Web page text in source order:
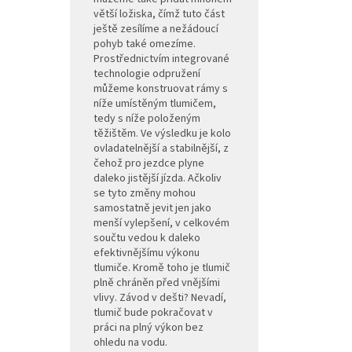
větší ložiska, čímž tuto část
ještě zesílíme a nežádoucí
pohyb také omezíme.
Prostřednictvím integrované
technologie odpružení
můžeme konstruovat rámy s
níže umístěným tlumičem,
tedy s níže položeným
těžištěm. Ve výsledku je kolo
ovladatelnější a stabilnější, z
čehož pro jezdce plyne
daleko jistější jízda. Ačkoliv
se tyto změny mohou
samostatně jevit jen jako
menší vylepšení, v celkovém
součtu vedou k daleko
efektivnějšímu výkonu
tlumiče. Kromě toho je tlumič
plně chráněn před vnějšími
vlivy. Závod v dešti? Nevadí,
tlumič bude pokračovat v
práci na plný výkon bez
ohledu na vodu.